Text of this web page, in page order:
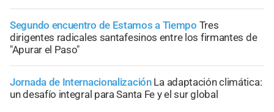
Segundo encuentro de Estamos a Tiempo Tres
dirigentes radicales santafesinos entre los firmantes de
"Apurar el Paso"
Jornada de Internacionalización La adaptación climática:
un desafío integral para Santa Fe y el sur global